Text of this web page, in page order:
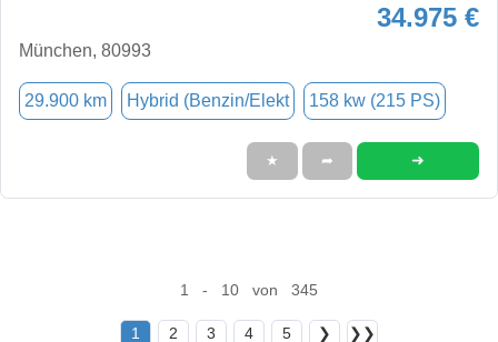
34.975 €
München, 80993
29.900 km Hybrid (Benzin/Elekt 158 kw (215 PS)
★ ➦ ➜
1 - 10 von 345
1 2 3 4 5 ❯ ❯❯